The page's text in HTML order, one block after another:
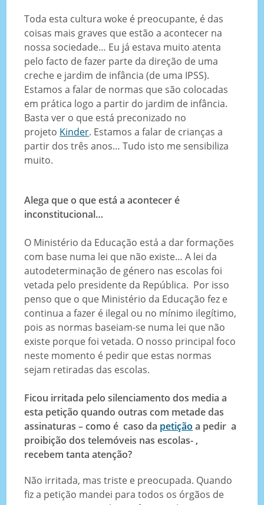
Toda esta cultura woke é preocupante, é das
coisas mais graves que estão a acontecer na
nossa sociedade… Eu já estava muito atenta
pelo facto de fazer parte da direção de uma
creche e jardim de infância (de uma IPSS).
Estamos a falar de normas que são colocadas
em prática logo a partir do jardim de infância.
Basta ver o que está preconizado no
projeto Kinder. Estamos a falar de crianças a
partir dos três anos… Tudo isto me sensibiliza
muito.
Alega que o que está a acontecer é
inconstitucional…
O Ministério da Educação está a dar formações
com base numa lei que não existe… A lei da
autodeterminação de género nas escolas foi
vetada pelo presidente da República. Por isso
penso que o que Ministério da Educação fez e
continua a fazer é ilegal ou no mínimo ilegítimo,
pois as normas baseiam-se numa lei que não
existe porque foi vetada. O nosso principal foco
neste momento é pedir que estas normas
sejam retiradas das escolas.
Ficou irritada pelo silenciamento dos media a
esta petição quando outras com metade das
assinaturas – como é caso da petição a pedir a
proibição dos telemóveis nas escolas- ,
recebem tanta atenção?
Não irritada, mas triste e preocupada. Quando
fiz a petição mandei para todos os órgãos de